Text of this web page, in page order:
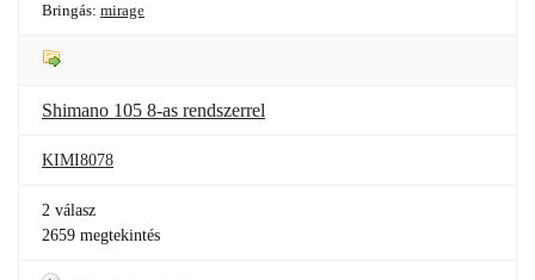
Bringás: mirage
Shimano 105 8-as rendszerrel
KIMI8078
2 válasz
2659 megtekintés